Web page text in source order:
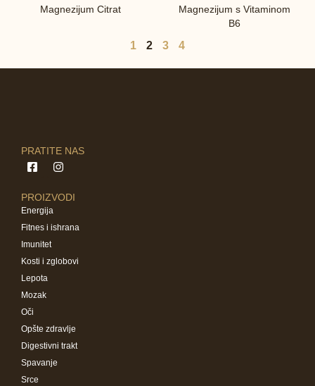
Magnezijum Citrat
Magnezijum s Vitaminom
B6
1 2 3 4
PRATITE NAS
PROIZVODI
Energija
Fitnes i ishrana
Imunitet
Kosti i zglobovi
Lepota
Mozak
Oči
Opšte zdravlje
Digestivni trakt
Spavanje
Srce